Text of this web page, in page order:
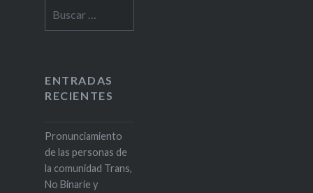
ENTRADAS
RECIENTES
Pronunciamiento
de las personas de
la comunidad Trans,
No Binarie y